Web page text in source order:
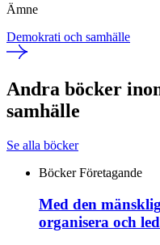
Ämne
Demokrati och samhälle
Andra böcker
samhälle
Se alla böcker
Böcker Företagande
Med den
organisera och